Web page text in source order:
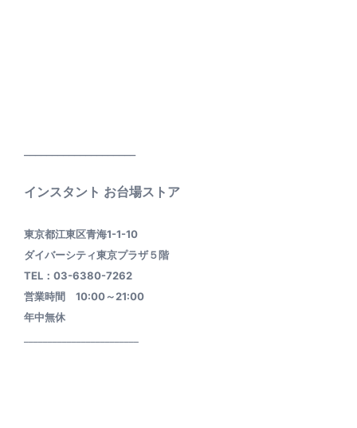
インスタント お台場ストア
東京都江東区青海1-1-10
ダイバーシティ東京プラザ５階
TEL：03-6380-7262
営業時間 10:00～21:00
年中無休